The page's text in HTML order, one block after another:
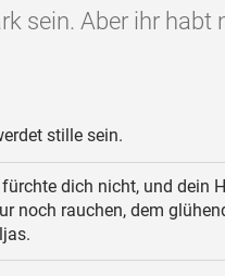
sein. Aber ihr habt
stille sein.
dich nicht, und dein
noch rauchen, dem